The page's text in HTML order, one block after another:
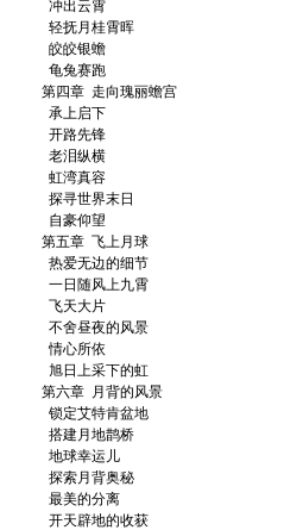
冲出云霄
轻抚月桂霄晖
皎皎银蟾
龟兔赛跑
第四章 走向瑰丽蟾宫
承上启下
开路先锋
老泪纵横
虹湾真容
探寻世界末日
自豪仰望
第五章 飞上月球
热爱无边的细节
一日随风上九霄
飞天大片
不舍昼夜的风景
情心所依
旭日上采下的虹
第六章 月背的风景
锁定艾特肯盆地
搭建月地鹊桥
地球幸运儿
探索月背奥秘
最美的分离
开天辟地的收获